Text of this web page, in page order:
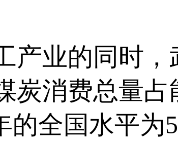
的同时，
炭消费总量
的全国水平为